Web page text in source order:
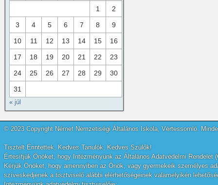
1 2
3 4 5 6 7 8 9
10 11 12 13 14 15 16
17 18 19 20 21 22 23
24 25 26 27 28 29 30
31
« júl
© 2023 Copyright Német Nemzetiségi Általános Iskola, Vértessomló.
Tisztelt Érintettek, Kedves Tanulók, Kedves Szülők!
Értesítjük Önöket, hogy Intézményünk az Általános Adatvédelmi
Kérjük Önöket, hogy amennyiben az Önök, vagy gyermekeik személyes
szíveskedjenek a tisztviselő alábbi elérhetőségeinek valamelyikén